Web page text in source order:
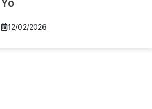
Yo
12/02/2026